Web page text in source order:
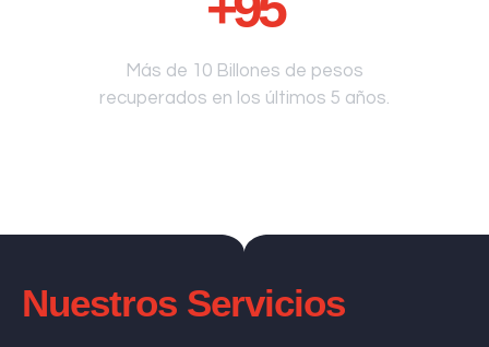
Más de 10 Billones de pesos
recuperados en los últimos 5 años.
Nuestros Servicios